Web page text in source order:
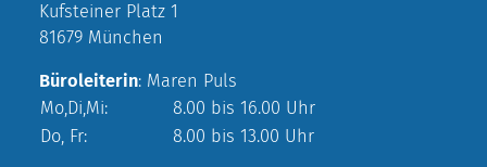
Kufsteiner Platz 1
81679 München
Büroleiterin: Maren Puls
Mo,Di,Mi:
8.00 bis 16.00 Uhr
Do, Fr:
8.00 bis 13.00 Uhr